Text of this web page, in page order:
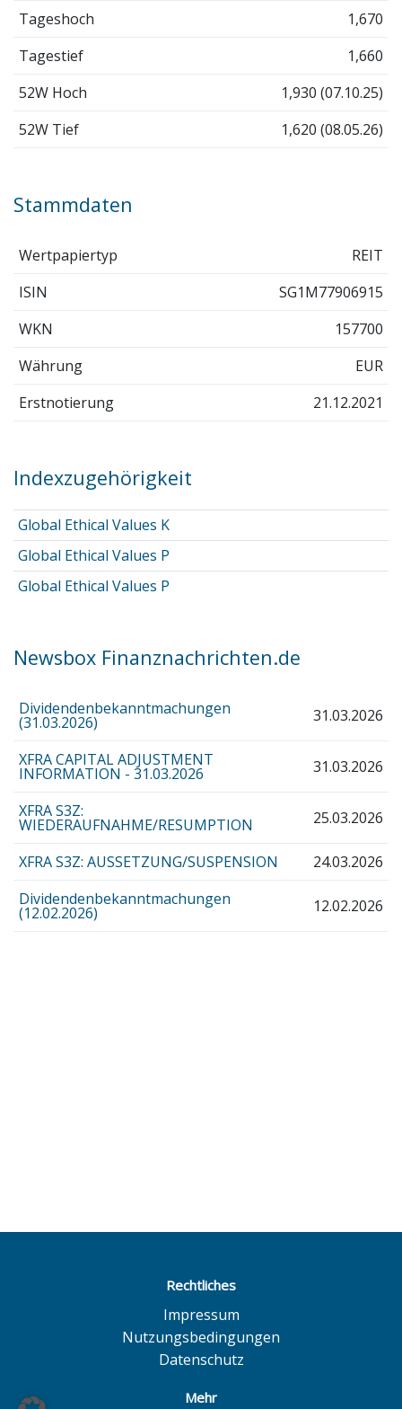
Tageshoch
1,670
Tagestief
1,660
52W Hoch
1,930 (07.10.25)
52W Tief
1,620 (08.05.26)
Stammdaten
Wertpapiertyp
REIT
ISIN
SG1M77906915
WKN
157700
Währung
EUR
Erstnotierung
21.12.2021
Indexzugehörigkeit
Global Ethical Values K
Global Ethical Values P
Global Ethical Values P
Newsbox Finanznachrichten.de
Dividendenbekanntmachungen
(31.03.2026) 31.03.2026
XFRA CAPITAL ADJUSTMENT
INFORMATION - 31.03.2026 31.03.2026
XFRA S3Z:
WIEDERAUFNAHME/RESUMPTION 25.03.2026
XFRA S3Z: AUSSETZUNG/SUSPENSION
24.03.2026
Dividendenbekanntmachungen
(12.02.2026) 12.02.2026
Rechtliches
Impressum
Nutzungsbedingungen
Datenschutz
Mehr